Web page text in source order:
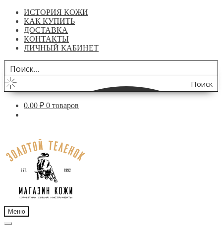
ИСТОРИЯ КОЖИ
КАК КУПИТЬ
ДОСТАВКА
КОНТАКТЫ
ЛИЧНЫЙ КАБИНЕТ
Поиск
по
0.00 ₽ 0 товаров
навигации
содержимому
Меню